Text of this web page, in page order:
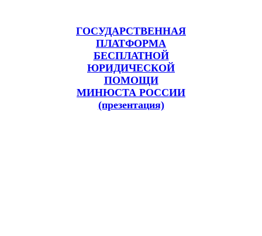
ГОСУДАРСТВЕННАЯ
ПЛАТФОРМА
БЕСПЛАТНОЙ
ЮРИДИЧЕСКОЙ
ПОМОЩИ
МИНЮСТА РОССИИ
(презентация)